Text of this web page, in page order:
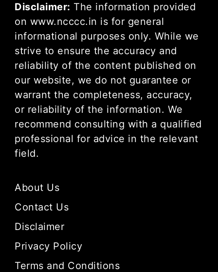
Disclaimer: The information provided
on www.ncccc.in is for general
informational purposes only. While we
strive to ensure the accuracy and
reliability of the content published on
our website, we do not guarantee or
warrant the completeness, accuracy,
or reliability of the information. We
recommend consulting with a qualified
professional for advice in the relevant
field.
About Us
Contact Us
Disclaimer
Privacy Policy
Terms and Conditions